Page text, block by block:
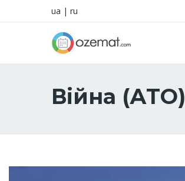
ua | ru
Війна (АТО)